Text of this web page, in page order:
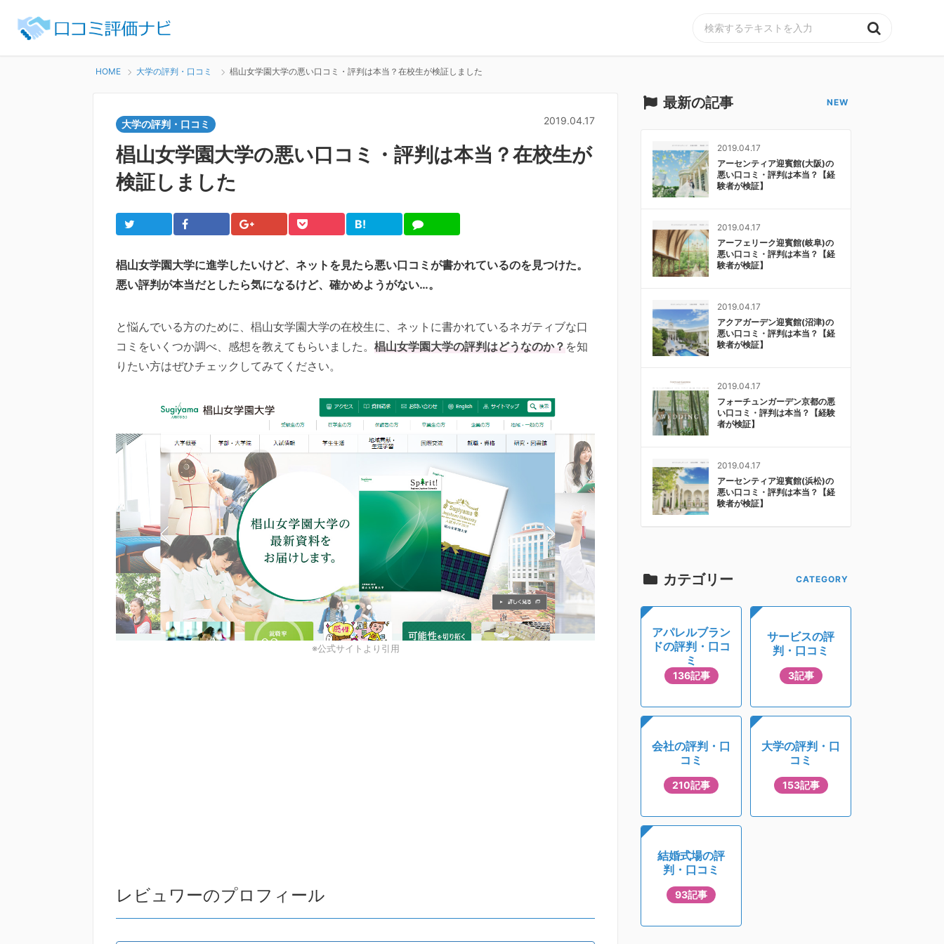
HOME 大学の評判・口コミ 椙山女学園大学の悪い口コミ・評判は本当？在校生が検証しました
大学の評判・口コミ 2019.04.17
椙山女学園大学の悪い口コミ・評判は本当？在校生が
検証しました
Twitter Facebook Google+ Pocket
B!
は
ブ
LINE
椙山女学園大学に進学したいけど、ネットを見たら悪い口コミが書かれているのを見つけた。
悪い評判が本当だとしたら気になるけど、確かめようがない…。
と悩んでいる方のために、椙山女学園大学の在校生に、ネットに書かれているネガティブな口
コミをいくつか調べ、感想を教えてもらいました。 椙山女学園大学の評判はどうなのか？ を知
りたい方はぜひチェックしてみてください。
※公式サイトより引用
レビュワーのプロフィール
最新の記事
2019.04.17
アーセンティア迎賓館(大阪)の
悪い口コミ・評判は本当？【経
験者が検証】
2019.04.17
アーフェリーク迎賓館(岐阜)の
悪い口コミ・評判は本当？【経
験者が検証】
2019.04.17
アクアガーデン迎賓館(沼津)の
悪い口コミ・評判は本当？【経
験者が検証】
2019.04.17
フォーチュンガーデン京都の悪
い口コミ・評判は本当？【経験
者が検証】
2019.04.17
アーセンティア迎賓館(浜松)の
悪い口コミ・評判は本当？【経
験者が検証】
カテゴリー
アパレルブラン
ドの評判・口コ
ミ
136記事
サービスの評
判・口コミ
3記事
会社の評判・口
コミ
210記事
大学の評判・口
コミ
153記事
結婚式場の評
判・口コミ
93記事